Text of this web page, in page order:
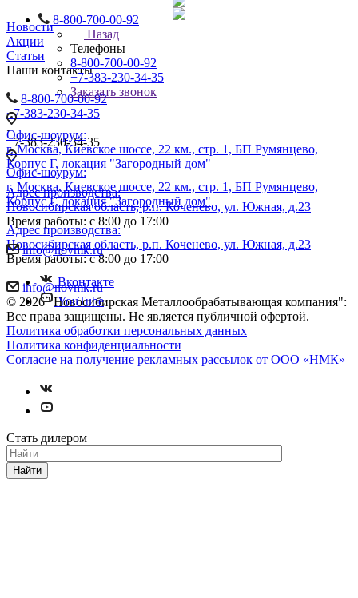
8-800-700-00-92
Назад
Телефоны
8-800-700-00-92
+7-383-230-34-35
Заказать звонок
Офис-шоурум:
г. Москва, Киевское шоссе, 22 км., стр. 1, БП Румянцево,
Корпус Г, локация "Загородный дом"
Адрес производства:
Новосибирская область, р.п. Коченево, ул. Южная, д.23
Время работы: с 8:00 до 17:00
info@novmk.ru
Вконтакте
YouTube
Новости
Акции
Статьи
Наши контакты
8-800-700-00-92
+7-383-230-34-35
+7-383-230-34-35
Офис-шоурум:
г. Москва, Киевское шоссе, 22 км., стр. 1, БП Румянцево,
Корпус Г, локация "Загородный дом"
Адрес производства:
Новосибирская область, р.п. Коченево, ул. Южная, д.23
Время работы: с 8:00 до 17:00
info@novmk.ru
© 2026 "Новосибирская Металлообрабатывающая компания":
Все права защищены. Не является публичной офертой.
Политика обработки персональных данных
Политика конфиденциальности
Согласие на получение рекламных рассылок от ООО «НМК»
Стать дилером
Найти